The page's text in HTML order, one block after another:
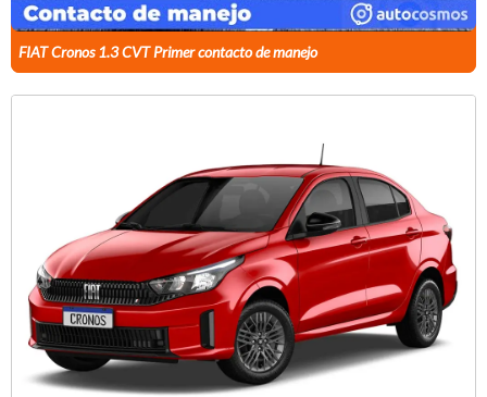
FIAT Cronos 1.3 CVT Primer contacto de manejo